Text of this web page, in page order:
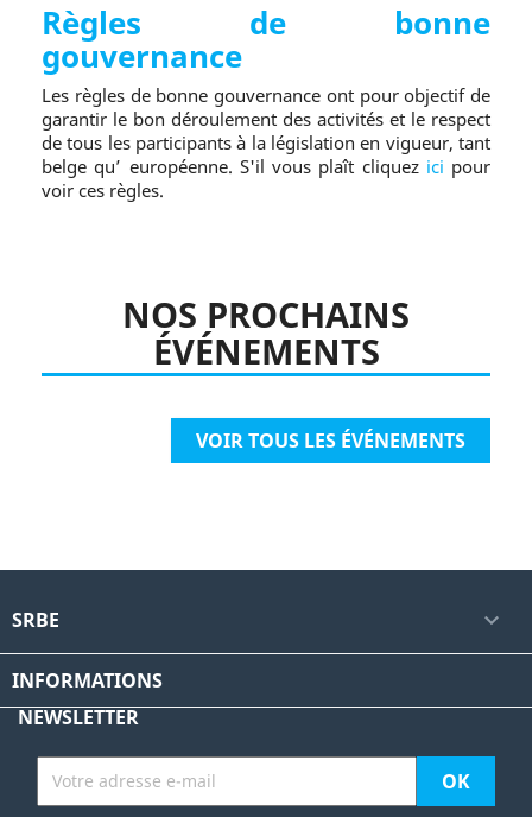
Règles de bonne
gouvernance
Les règles de bonne gouvernance ont pour objectif de
garantir le bon déroulement des activités et le respect
de tous les participants à la législation en vigueur, tant
belge qu’ européenne. S'il vous plaît cliquez ici pour
voir ces règles.
NOS PROCHAINS
ÉVÉNEMENTS
VOIR TOUS LES ÉVÉNEMENTS
SRBE 
INFORMATIONS
NEWSLETTER